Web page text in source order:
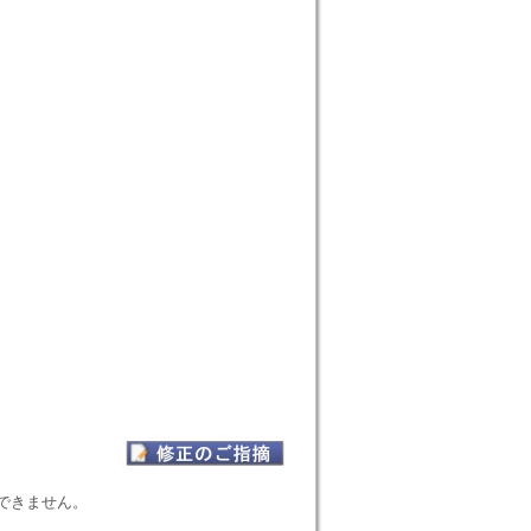
ません。